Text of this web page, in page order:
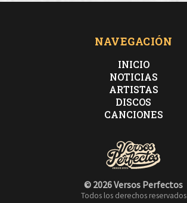
NAVEGACIÓN
INICIO
NOTICIAS
ARTISTAS
DISCOS
CANCIONES
© 2026 Versos Perfectos
Todos los derechos reservados